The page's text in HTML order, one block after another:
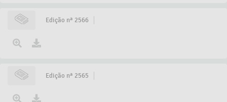
esforços
Detalhes
Edição nª 2566
Edição nª 2565